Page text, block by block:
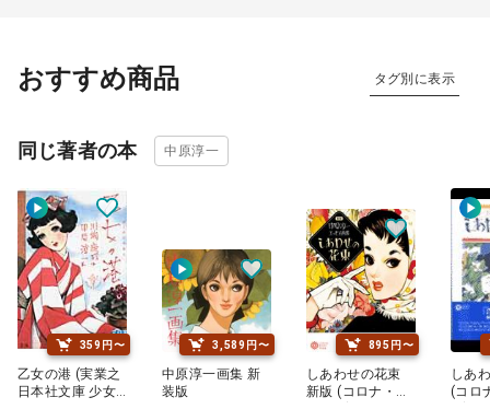
おすすめ商品 タグ別に表示
同じ著者の本 中原淳一
359円〜
乙女の港 (実業之
日本社文庫 少女
3,589円〜
中原淳一画集 新
装版
895円〜
しあわせの花束
新版 (コロナ・ブ
しあ
(コロ